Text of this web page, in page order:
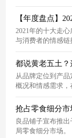
【年度盘点】
2021年的十大走
与消费者的情感链
都说黄老五土
从品牌定位到产
概况和情感需求
络传播，博采众
抢占零食细分
良品铺子宣布推
局零食细分市场。